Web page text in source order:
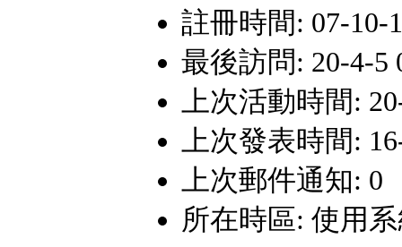
註冊時間: 07-10-
最後訪問: 20-4-5
上次活動時間:
上次發表時間:
上次郵件通知: 0
所在時區: 使用